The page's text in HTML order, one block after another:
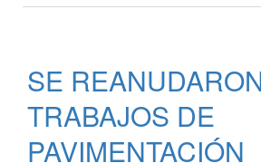
PÚBLICAS
LLEVA
ADELANTE
DIFERENTES
TRABAJOS
SE
TRABAJOS DE
PAVIMENTACIÓN